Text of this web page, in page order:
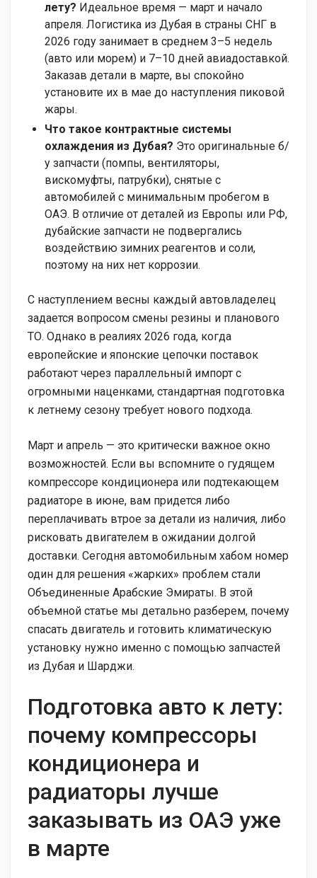
лету? Идеальное время — март и начало
апреля. Логистика из Дубая в страны СНГ в
2026 году занимает в среднем 3–5 недель
(авто или морем) и 7–10 дней авиадоставкой.
Заказав детали в марте, вы спокойно
установите их в мае до наступления пиковой
жары.
Что такое контрактные системы
охлаждения из Дубая? Это оригинальные б/
у запчасти (помпы, вентиляторы,
вискомуфты, патрубки), снятые с
автомобилей с минимальным пробегом в
ОАЭ. В отличие от деталей из Европы или РФ,
дубайские запчасти не подвергались
воздействию зимних реагентов и соли,
поэтому на них нет коррозии.
С наступлением весны каждый автовладелец
задается вопросом смены резины и планового
ТО. Однако в реалиях 2026 года, когда
европейские и японские цепочки поставок
работают через параллельный импорт с
огромными наценками, стандартная подготовка
к летнему сезону требует нового подхода.
Март и апрель — это критически важное окно
возможностей. Если вы вспомните о гудящем
компрессоре кондиционера или подтекающем
радиаторе в июне, вам придется либо
переплачивать втрое за детали из наличия, либо
рисковать двигателем в ожидании долгой
доставки. Сегодня автомобильным хабом номер
один для решения «жарких» проблем стали
Объединенные Арабские Эмираты. В этой
объемной статье мы детально разберем, почему
спасать двигатель и готовить климатическую
установку нужно именно с помощью запчастей
из Дубая и Шарджи.
Подготовка авто к лету:
почему компрессоры
кондиционера и
радиаторы лучше
заказывать из ОАЭ уже
в марте